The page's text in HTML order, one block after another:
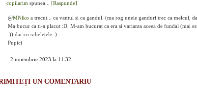
copilarim spunea... [Raspunde]
@MNiko a trecut... ca vantul si ca gandul. (ma rog unele ganduri trec ca melcul,
Ma bucur ca ti-a placut :D. M-am bucurat ca era si varianta aceea de fundal (mai
:)) dar cu scheletele..)
Pupici
2 noiembrie 2023 la 11:32
UN COMENTARIU